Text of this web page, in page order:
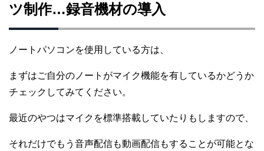
ツ制作…録音機材の導入
ノートパソコンを使用している方は、
まずはご自分のノートがマイク機能を有しているかどうか
チェックしてみてください。
最近のやつはマイクを標準搭載していたりもしますので、
それだけでもう音声配信も動画配信もすることが可能とな